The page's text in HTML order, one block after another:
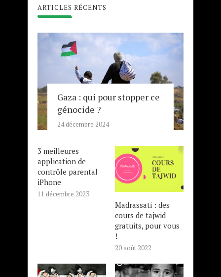
ARTICLES RÉCENTS
Gaza : qui pour stopper ce
génocide ?
24 décembre 2024
3 meilleures
application de
contrôle parental
iPhone
11 décembre 2023
Madrassati : des
cours de tajwid
gratuits, pour vous
!
20 août 2022